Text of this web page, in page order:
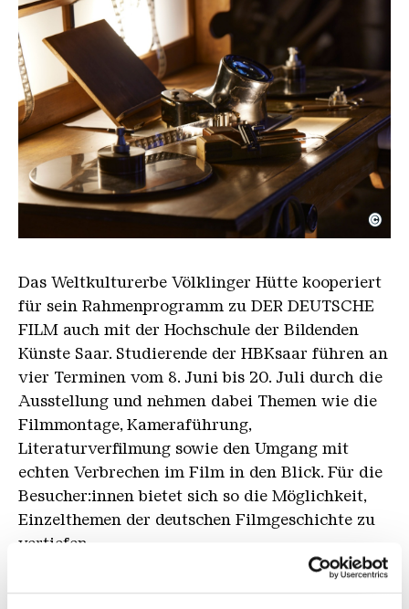
Filmmontage-Schneidetisch ermöglicht aufrechte
Copyright: Hans-Georg Merkel | Weltkulturerbe
©
Das Weltkulturerbe Völklinger Hütte kooperiert
für sein Rahmenprogramm zu DER DEUTSCHE
FILM auch mit der Hochschule der Bildenden
Künste Saar. Studierende der HBKsaar führen an
vier Terminen vom 8. Juni bis 20. Juli durch die
Ausstellung und nehmen dabei Themen wie die
Filmmontage, Kameraführung,
Literaturverfilmung sowie den Umgang mit
echten Verbrechen im Film in den Blick. Für die
Besucher:innen bietet sich so die Möglichkeit,
Einzelthemen der deutschen Filmgeschichte zu
vertiefen.
3 € Teilnahmegebühr zum Eintritt.